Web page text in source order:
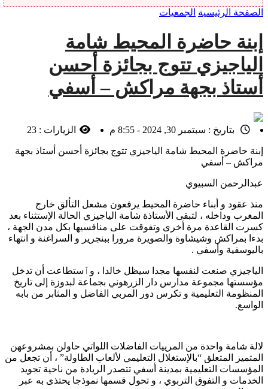
الصفحة الرئيسية الجمعيات
إبنة حاضرة المحيط شامة
الياجيزي تتوج بجائزة أحسن
أستاذ بجهة مراكش – أسفي
بتاريخ : سبتمبر 30, 2024 - 8:55 م الزيارات : 23
إبنة حاضرة المحيط شامة الياجيزي تتوج بجائزة أحسن أستاذ بجهة
مراكش – أسفي
عبدالرحمن السبيوي
منذ عقود و أبناء حاضرة المحيط يرفعون مشعل التألق خارج
المغرب وداخله ، لتبقى الأستاذة شامة الياجيزي الحالة الإستثناء بعد
كسرت القاعدة مرة أخرى وتفوقت على منافسيها بكل مدن الجهة ،
بدءا بمراكش وشيشاوة والصويرة مرورا ببنجرير و السراغنة و انتهاء
باليوسفية وأسفي .
الياجيزي صنعت لنفسها مجدا سيظل خالدا ، وٱستطاعت أن تدخل
مؤسستها مجموعة مدارس دار الزرهوني بجماعة لبدوزة إلى تاريخ
المنظومة التعليمية و تكرس دور المربي الفاضل و المثابر من بابه
الواسع.
لالة شامة واحدة من المرييات الفاضلات اللواتي حاولن بمشروعهن
المتميز المتعلق “بالإستغلال التعليمي لألعاب الطاولة” ، أن تجعل من
المؤسسات التعليمية بمدينة أسفي تتصدر الريادة من ناحية تجويد
الخدمات و التفوق التربوي ، و تحول قسمها نموذجا يحتذى به عبر